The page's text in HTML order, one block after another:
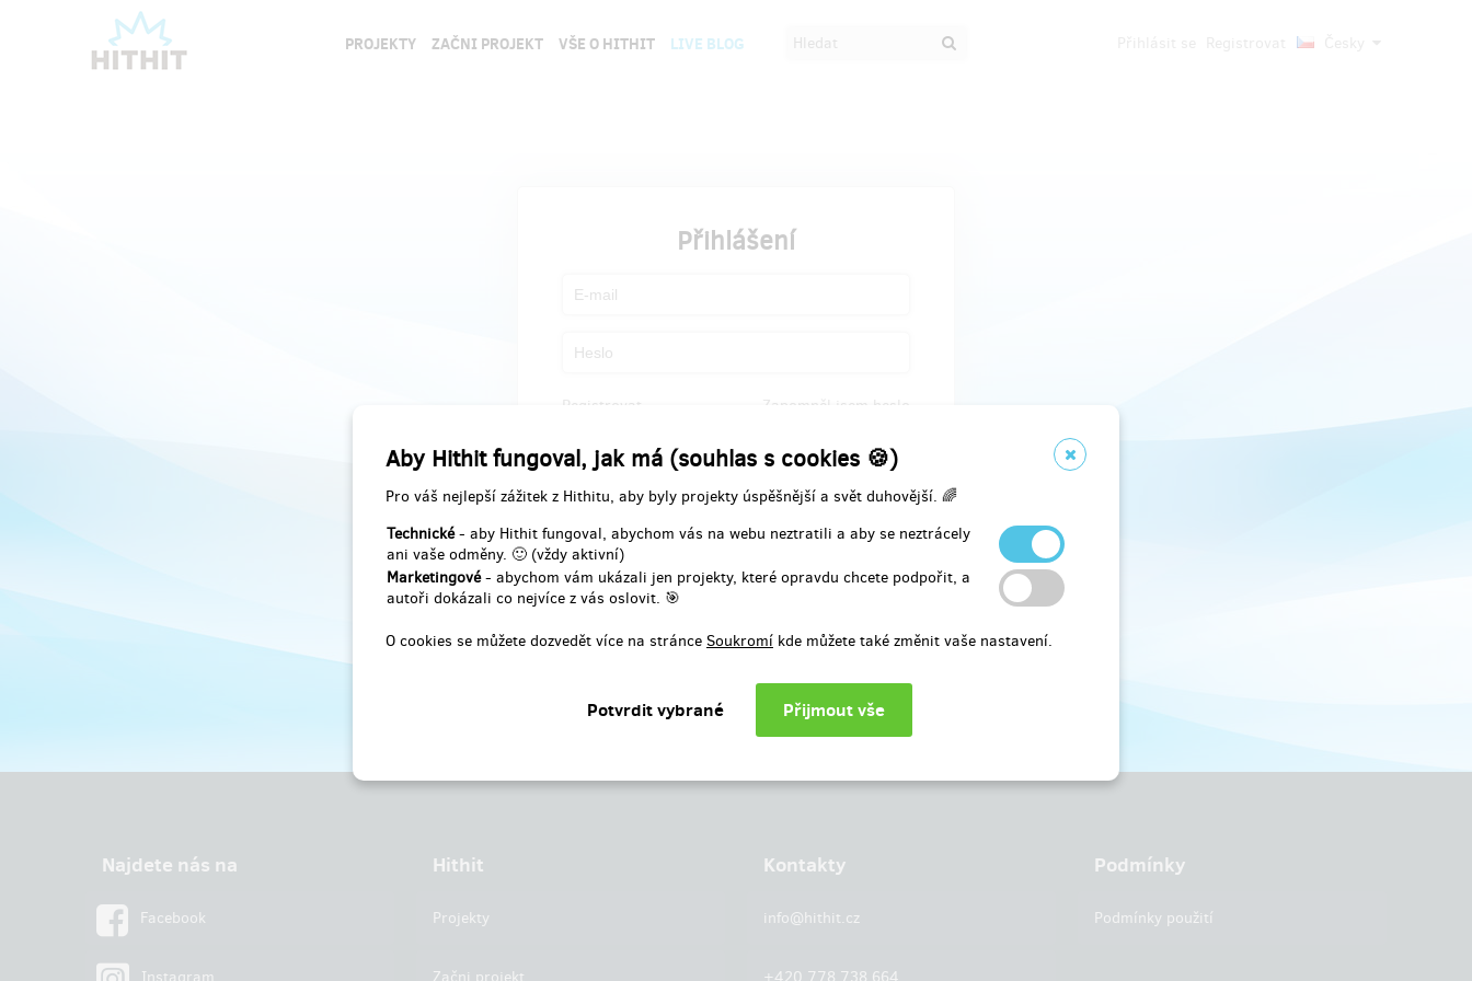
Aby Hithit fungoval, jak má (souhlas s cookies 🍪)
Pro váš nejlepší zážitek z Hithitu, aby byly projekty úspěšnější a svět duhovější. 🌈
Technické- aby Hithit fungoval, abychom vás na webu neztratili a aby se neztrácely
ani vaše odměny. 🙂 (vždy aktivní)
Marketingové- abychom vám ukázali jen projekty, které opravdu chcete podpořit, a
autoři dokázali co nejvíce z vás oslovit. 🎯
O cookies se můžete dozvedět více na stránce Soukromí kde můžete také změnit vaše nastavení.
PROJEKTY ZAČNI PROJEKT VŠE O HITHIT LIVE BLOG
Přihlášení
Registrovat Zapomněl jsem heslo
Najdete nás na
Facebook
Hithit
Projekty
Kontakty
info@hithit.cz
Podmínky
Podmínky použití